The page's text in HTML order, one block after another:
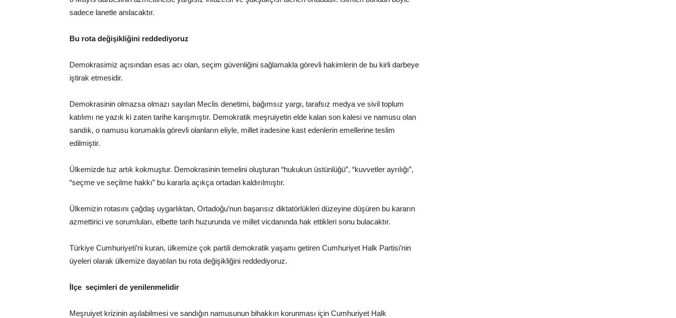
sadece lanetle anılacaktır.
Bu rota değişikliğini reddediyoruz
Demokrasimiz açısından esas acı olan, seçim güvenliğini sağlamakla görevli hakimlerin de bu kirli darbeye
iştirak etmesidir.
Demokrasinin olmazsa olmazı sayılan Meclis denetimi, bağımsız yargı, tarafsız medya ve sivil toplum
katılımı ne yazık ki zaten tarihe karışmıştır. Demokratik meşruiyetin elde kalan son kalesi ve namusu olan
sandık, o namusu korumakla görevli olanların eliyle, millet iradesine kast edenlerin emellerine teslim
edilmiştir.
Ülkemizde tuz artık kokmuştur. Demokrasinin temelini oluşturan “hukukun üstünlüğü”, “kuvvetler ayrılığı”,
“seçme ve seçilme hakkı” bu kararla açıkça ortadan kaldırılmıştır.
Ülkemizin rotasını çağdaş uygarlıktan, Ortadoğu’nun başarısız diktatörlükleri düzeyine düşüren bu kararın
azmettirici ve sorumluları, elbette tarih huzurunda ve millet vicdanında hak ettikleri sonu bulacaktır.
Türkiye Cumhuriyeti’ni kuran, ülkemize çok partili demokratik yaşamı getiren Cumhuriyet Halk Partisi’nin
üyeleri olarak ülkemize dayatılan bu rota değişikliğini reddediyoruz.
İlçe seçimleri de yenilenmelidir
Meşruiyet krizinin aşılabilmesi ve sandığın namusunun bihakkın korunması için Cumhuriyet Halk